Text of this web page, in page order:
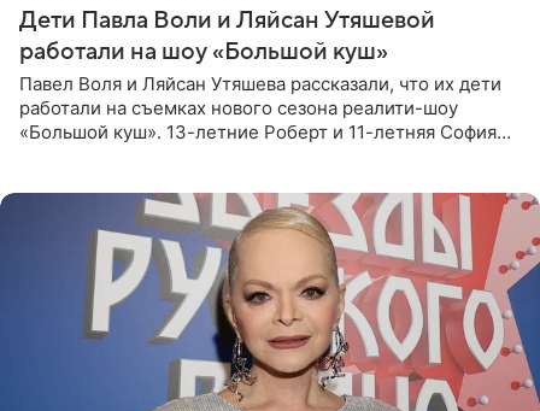
Дети Павла Воли и Ляйсан Утяшевой
работали на шоу «Большой куш»
Павел Воля и Ляйсан Утяшева рассказали, что их дети
работали на съемках нового сезона реалити-шоу
«Большой куш». 13-летние Роберт и 11-летняя София